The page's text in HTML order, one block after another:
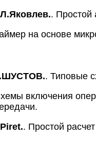
. Простой
на основе
. Типовые
включения
. Простой